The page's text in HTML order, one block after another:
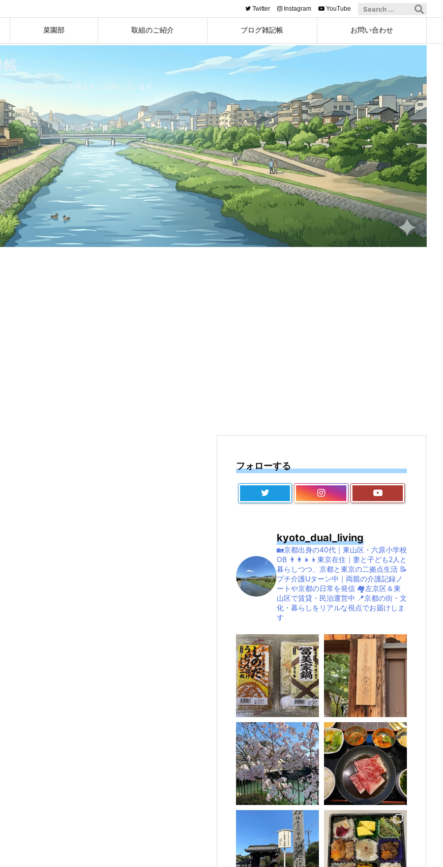
菜園部 取組のご紹介 ブログ雑記帳 お問い合わせ
Twitter Instagram YouTube
の試行錯誤な日々を気ままに記録しています。
フォローする
kyoto_dual_living
🏡京都出身の40代｜東山区・六原小学校
OB 👨‍👩‍👧‍👦東京在住｜妻と子ども2人と
暮らしつつ、京都と東京の二拠点生活 📝
プチ介護Uターン中｜両親の介護記録ノ
ートや京都の日常を発信 🏘左京区＆東
山区で賃貸・民泊運営中 📍京都の街・文
化・暮らしをリアルな視点でお届けしま
す